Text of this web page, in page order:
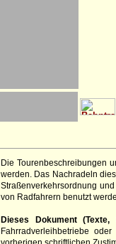
Die Tourenbeschreibungen
werden. Das Nachradeln
Straßenverkehrsordnung
von Radfahrern benutzt
Dieses Dokument
Fahrradverleihbetriebe